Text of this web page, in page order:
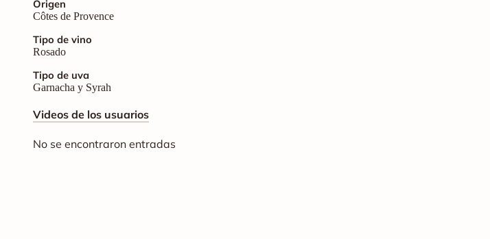
Origen
Côtes de Provence
Tipo de vino
Rosado
Tipo de uva
Garnacha y Syrah
Videos de los usuarios
No se encontraron entradas